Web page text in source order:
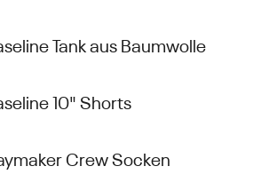
Tank aus Baumwolle
10" Shorts
Crew Socken